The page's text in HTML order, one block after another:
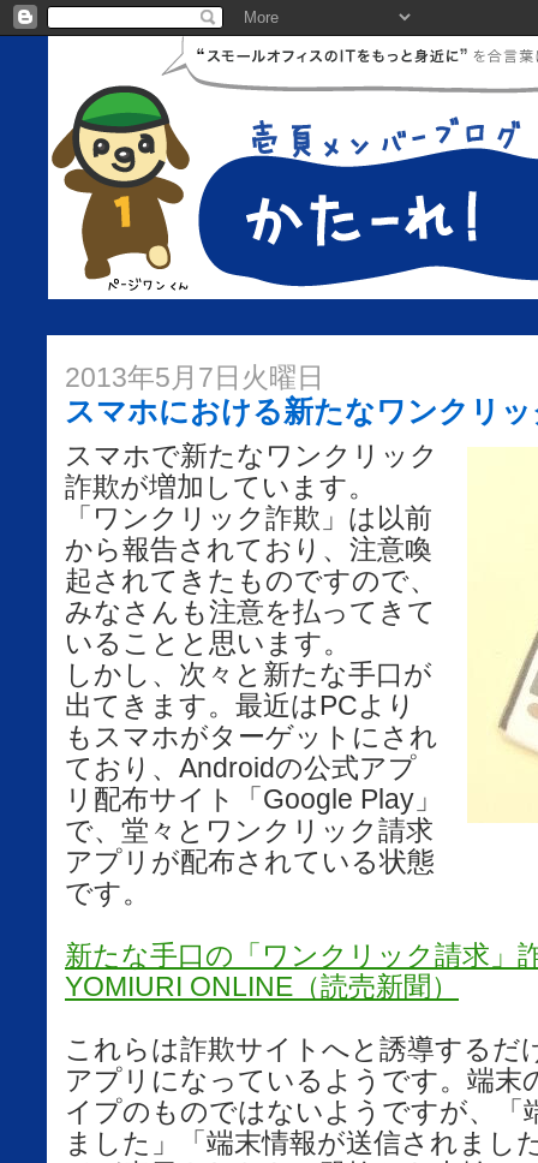
2013年5月7日火曜日
スマホにおける新たなワンクリ
スマホで新たなワンクリック
詐欺が増加しています。
「ワンクリック詐欺」は以前
から報告されており、注意喚
起されてきたものですので、
みなさんも注意を払ってきて
いることと思います。
しかし、次々と新たな手口が
出てきます。最近はPCより
もスマホがターゲットにされ
ており、Androidの公式アプ
リ配布サイト「Google Play」
で、堂々とワンクリック請求
アプリが配布されている状態
です。
新たな手口の「ワンクリック請求」
YOMIURI ONLINE（読売新聞）
これらは詐欺サイトへと誘導するだ
アプリになっているようです。端末
イプのものではないようですが、「
ました」「端末情報が送信されまし